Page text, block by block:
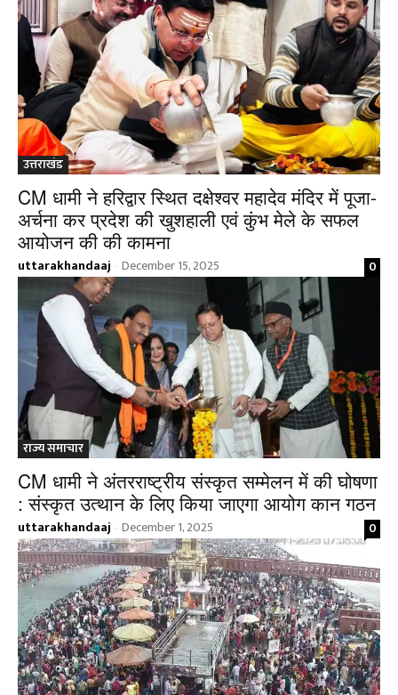
उत्तराखंड
CM धामी ने हरिद्वार स्थित दक्षेश्वर महादेव मंदिर में पूजा-
अर्चना‌ कर प्रदेश की खुशहाली एवं कुंभ मेले के सफल
आयोजन की की कामना
uttarakhandaaj - December 15, 2025 0
राज्य समाचार
CM धामी ने अंतरराष्ट्रीय संस्कृत सम्मेलन में की घोषणा
: संस्कृत उत्थान के लिए किया जाएगा आयोग कान गठन
uttarakhandaaj - December 1, 2025 0